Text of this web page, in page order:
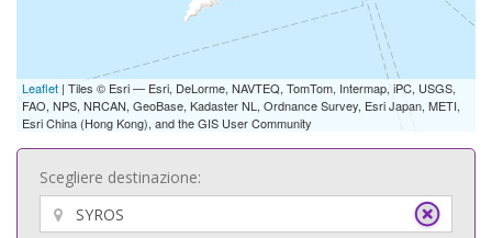
Leaflet | Tiles © Esri — Esri, DeLorme, NAVTEQ, TomTom, Intermap, iPC, USGS,
FAO, NPS, NRCAN, GeoBase, Kadaster NL, Ordnance Survey, Esri Japan, METI,
Esri China (Hong Kong), and the GIS User Community
Scegliere destinazione: